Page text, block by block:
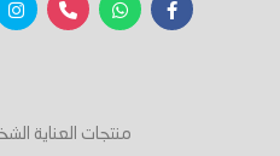
منتجات العناية